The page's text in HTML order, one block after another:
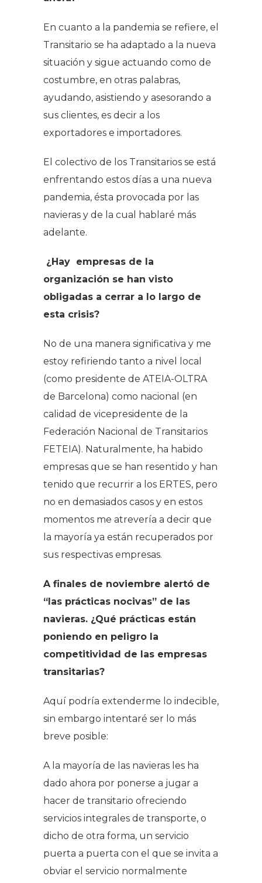
En cuanto a la pandemia se refiere, el
Transitario se ha adaptado a la nueva
situación y sigue actuando como de
costumbre, en otras palabras,
ayudando, asistiendo y asesorando a
sus clientes, es decir a los
exportadores e importadores.
El colectivo de los Transitarios se está
enfrentando estos días a una nueva
pandemia, ésta provocada por las
navieras y de la cual hablaré más
adelante.
¿Hay empresas de la
organización se han visto
obligadas a cerrar a lo largo de
esta crisis?
No de una manera significativa y me
estoy refiriendo tanto a nivel local
(como presidente de ATEIA-OLTRA
de Barcelona) como nacional (en
calidad de vicepresidente de la
Federación Nacional de Transitarios
FETEIA). Naturalmente, ha habido
empresas que se han resentido y han
tenido que recurrir a los ERTES, pero
no en demasiados casos y en estos
momentos me atrevería a decir que
la mayoría ya están recuperados por
sus respectivas empresas.
A finales de noviembre alertó de
“las prácticas nocivas” de las
navieras. ¿Qué prácticas están
poniendo en peligro la
competitividad de las empresas
transitarias?
Aquí podría extenderme lo indecible,
sin embargo intentaré ser lo más
breve posible:
A la mayoría de las navieras les ha
dado ahora por ponerse a jugar a
hacer de transitario ofreciendo
servicios integrales de transporte, o
dicho de otra forma, un servicio
puerta a puerta con el que se invita a
obviar el servicio normalmente